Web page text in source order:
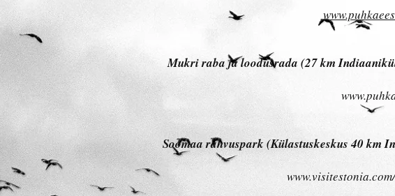
Mukri raba ja loodusrada (27 km
Soomaa rahvuspark (Külastuskeskus 40 km